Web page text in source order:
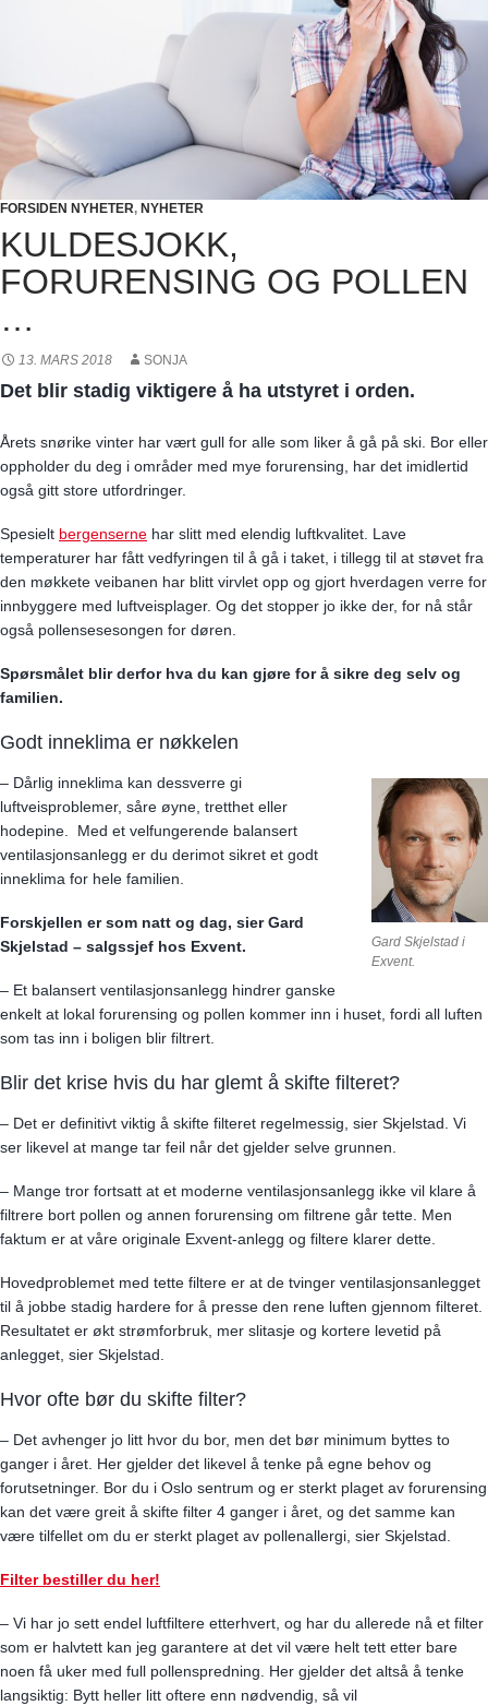
FORSIDEN NYHETER, NYHETER
KULDESJOKK,
FORURENSING OG POLLEN
…
13. MARS 2018 SONJA
Det blir stadig viktigere å ha utstyret i orden.
Årets snørike vinter har vært gull for alle som liker å gå på ski. Bor eller
oppholder du deg i områder med mye forurensing, har det imidlertid
også gitt store utfordringer.
Spesielt bergenserne har slitt med elendig luftkvalitet. Lave
temperaturer har fått vedfyringen til å gå i taket, i tillegg til at støvet fra
den møkkete veibanen har blitt virvlet opp og gjort hverdagen verre for
innbyggere med luftveisplager. Og det stopper jo ikke der, for nå står
også pollensesesongen for døren.
Spørsmålet blir derfor hva du kan gjøre for å sikre deg selv og
familien.
Godt inneklima er nøkkelen
Gard Skjelstad i
Exvent.
– Dårlig inneklima kan dessverre gi
luftveisproblemer, såre øyne, tretthet eller
hodepine. Med et velfungerende balansert
ventilasjonsanlegg er du derimot sikret et godt
inneklima for hele familien.
Forskjellen er som natt og dag, sier Gard
Skjelstad – salgssjef hos Exvent.
– Et balansert ventilasjonsanlegg hindrer ganske
enkelt at lokal forurensing og pollen kommer inn i huset, fordi all luften
som tas inn i boligen blir filtrert.
Blir det krise hvis du har glemt å skifte filteret?
– Det er definitivt viktig å skifte filteret regelmessig, sier Skjelstad. Vi
ser likevel at mange tar feil når det gjelder selve grunnen.
– Mange tror fortsatt at et moderne ventilasjonsanlegg ikke vil klare å
filtrere bort pollen og annen forurensing om filtrene går tette. Men
faktum er at våre originale Exvent-anlegg og filtere klarer dette.
Hovedproblemet med tette filtere er at de tvinger ventilasjonsanlegget
til å jobbe stadig hardere for å presse den rene luften gjennom filteret.
Resultatet er økt strømforbruk, mer slitasje og kortere levetid på
anlegget, sier Skjelstad.
Hvor ofte bør du skifte filter?
– Det avhenger jo litt hvor du bor, men det bør minimum byttes to
ganger i året. Her gjelder det likevel å tenke på egne behov og
forutsetninger. Bor du i Oslo sentrum og er sterkt plaget av forurensing
kan det være greit å skifte filter 4 ganger i året, og det samme kan
være tilfellet om du er sterkt plaget av pollenallergi, sier Skjelstad.
Filter bestiller du her!
– Vi har jo sett endel luftfiltere etterhvert, og har du allerede nå et filter
som er halvtett kan jeg garantere at det vil være helt tett etter bare
noen få uker med full pollenspredning. Her gjelder det altså å tenke
langsiktig: Bytt heller litt oftere enn nødvendig, så vil